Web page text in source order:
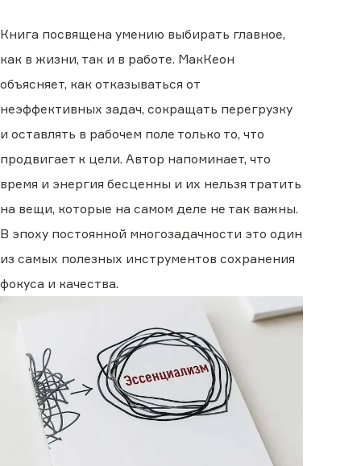
Книга посвящена умению выбирать главное,
как в жизни, так и в работе. МакКеон
объясняет, как отказываться от
неэффективных задач, сокращать перегрузку
и оставлять в рабочем поле только то, что
продвигает к цели. Автор напоминает, что
время и энергия бесценны и их нельзя тратить
на вещи, которые на самом деле не так важны.
В эпоху постоянной многозадачности это один
из самых полезных инструментов сохранения
фокуса и качества.